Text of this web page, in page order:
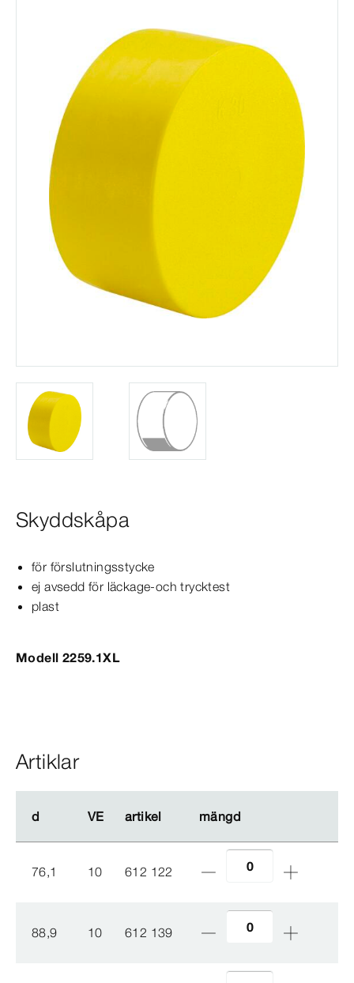
Skyddskåpa
för förslutningsstycke
ej avsedd för läckage-​och trycktest
plast
Modell 2259.1XL
Artiklar
d VE artikel mängd
d VE artikel mängd
76,1 10 612 122
88,9 10 612 139